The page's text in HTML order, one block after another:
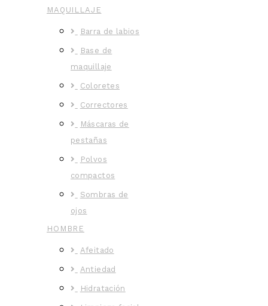
MAQUILLAJE
Barra de labios
Base de
maquillaje
Coloretes
Correctores
Máscaras de
pestañas
Polvos
compactos
Sombras de
ojos
HOMBRE
Afeitado
Antiedad
Hidratación